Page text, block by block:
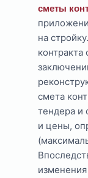
сметы
на
контракта
смета
тендера и
и цены,